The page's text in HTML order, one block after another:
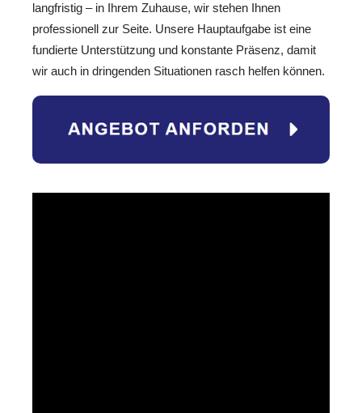
langfristig – in Ihrem Zuhause, wir stehen Ihnen
professionell zur Seite. Unsere Hauptaufgabe ist eine
fundierte Unterstützung und konstante Präsenz, damit
wir auch in dringenden Situationen rasch helfen können.